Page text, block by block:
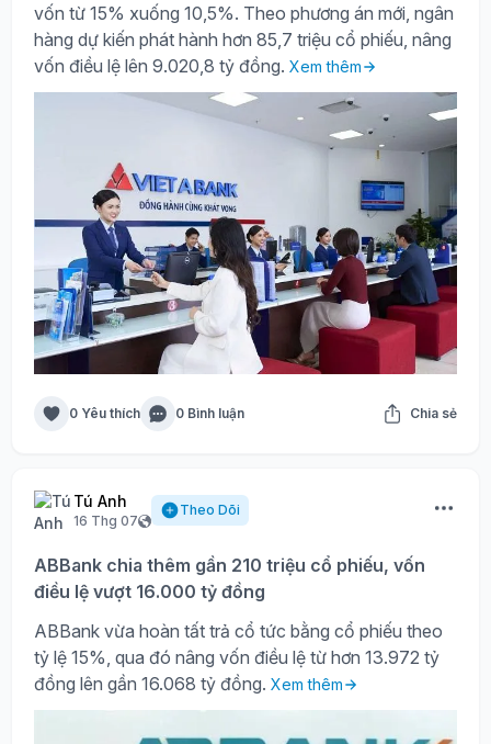
vốn từ 15% xuống 10,5%. Theo phương án mới, ngân
hàng dự kiến phát hành hơn 85,7 triệu cổ phiếu, nâng
vốn điều lệ lên 9.020,8 tỷ đồng. Xem thêm
0 Yêu thích 0 Bình luận Chia sẻ
Tú Anh
16 Thg 07
Theo Dõi
ABBank chia thêm gần 210 triệu cổ phiếu, vốn
điều lệ vượt 16.000 tỷ đồng
ABBank vừa hoàn tất trả cổ tức bằng cổ phiếu theo
tỷ lệ 15%, qua đó nâng vốn điều lệ từ hơn 13.972 tỷ
đồng lên gần 16.068 tỷ đồng. Xem thêm